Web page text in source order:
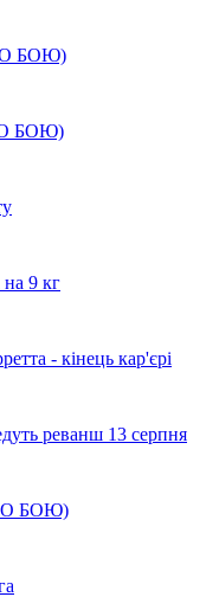
БОЮ)
БОЮ)
на 9 кг
- кінець кар'єрі
реванш 13 серпня
БОЮ)